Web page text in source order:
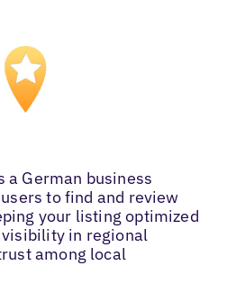
a German business
to find and review
your listing optimized
in regional
among local